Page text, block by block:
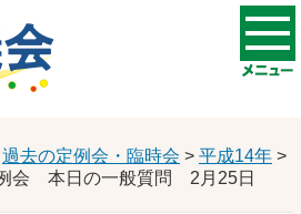
過去の定例会・臨時会 > 平成14年>
会 本日の一般質問 2月25日